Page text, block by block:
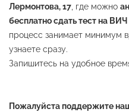
Лермонтова, 17, где можно
бесплатно сдать тест на
процесс занимает минимум
узнаете сразу.
Запишитесь на удобное
Пожалуйста поддержите